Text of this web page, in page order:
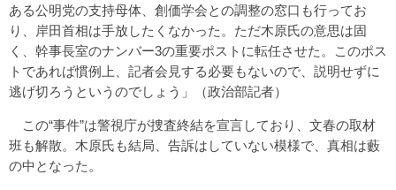
ある公明党の支持母体、創価学会との調整の窓口も行ってお
り、岸田首相は手放したくなかった。ただ木原氏の意思は固
く、幹事長室のナンバー3の重要ポストに転任させた。このポス
トであれば慣例上、記者会見する必要もないので、説明せずに
逃げ切ろうというのでしょう」（政治部記者）
この“事件”は警視庁が捜査終結を宣言しており、文春の取材
班も解散。木原氏も結局、告訴はしていない模様で、真相は藪
の中となった。